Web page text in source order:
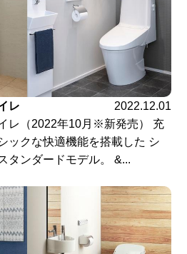
レ
2022.12.01
レ（2022年10月※新発売） 充
ックな快適機能を搭載した シ
タンダードモデル。 &...